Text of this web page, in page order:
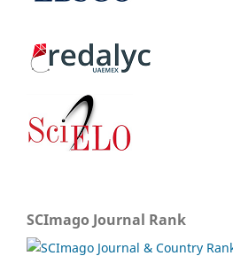
SCImago Journal Rank